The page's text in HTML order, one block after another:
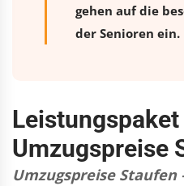
gehen auf die
der Senioren ein.
Umzugspreise
Umzugspreise Staufen